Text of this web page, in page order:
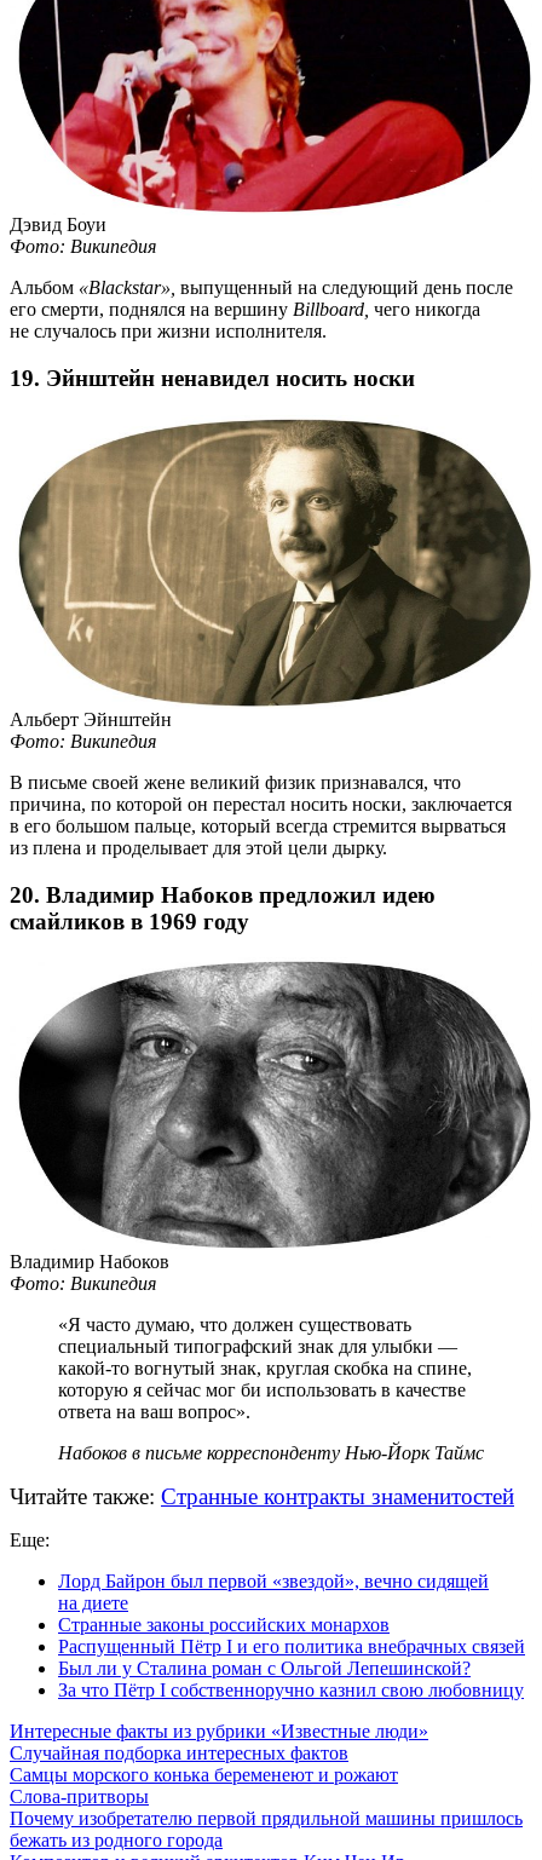
Дэвид Боуи
Фото: Википедия
Альбом «Blackstar», выпущенный на следующий день после
его смерти, поднялся на вершину Billboard, чего никогда
не случалось при жизни исполнителя.
19. Эйнштейн ненавидел носить носки
Альберт Эйнштейн
Фото: Википедия
В письме своей жене великий физик признавался, что
причина, по которой он перестал носить носки, заключается
в его большом пальце, который всегда стремится вырваться
из плена и проделывает для этой цели дырку.
20. Владимир Набоков предложил идею
смайликов в 1969 году
Владимир Набоков
Фото: Википедия
«Я часто думаю, что должен существовать
специальный типографский знак для улыбки —
какой-то вогнутый знак, круглая скобка на спине,
которую я сейчас мог би использовать в качестве
ответа на ваш вопрос».
Набоков в письме корреспонденту Нью-Йорк Таймс
Читайте также: Странные контракты знаменитостей
Еще:
Лорд Байрон был первой «звездой», вечно сидящей
на диете
Странные законы российских монархов
Распущенный Пётр I и его политика внебрачных связей
Был ли у Сталина роман с Ольгой Лепешинской?
За что Пётр I собственноручно казнил свою любовницу
Интересные факты из рубрики «Известные люди»
Случайная подборка интересных фактов
Самцы морского конька беременеют и рожают
Слова-притворы
Почему изобретателю первой прядильной машины пришлось
бежать из родного города